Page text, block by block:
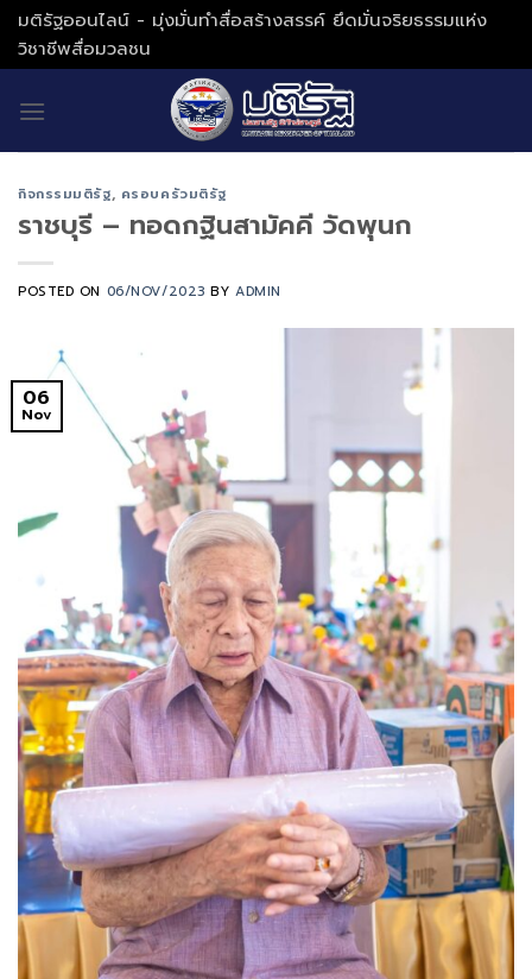
Skip
to
content
มติรัฐออนไลน์ - มุ่งมั่นทำสื่อสร้างสรรค์ ยึดมั่นจริยธรรมแห่ง
วิชาชีพสื่อมวลชน
กิจกรรมมติรัฐ, ครอบครัวมติรัฐ
ราชบุรี – ทอดกฐินสามัคคี วัดพุนก
POSTED ON 06/NOV/2023 BYADMIN
06
Nov